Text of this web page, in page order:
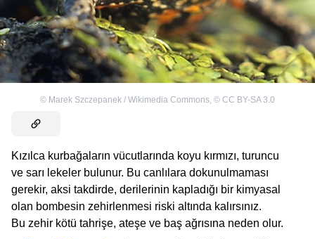
© Marek Szczepanek / Wikimedia Commons, © CC BY-SA 3.0
Kızılca kurbağaların vücutlarında koyu kırmızı, turuncu
ve sarı lekeler bulunur. Bu canlılara dokunulmaması
gerekir, aksi takdirde, derilerinin kapladığı bir kimyasal
olan bombesin zehirlenmesi riski altında kalırsınız.
Bu zehir kötü tahrişe, ateşe ve baş ağrısına neden olur.